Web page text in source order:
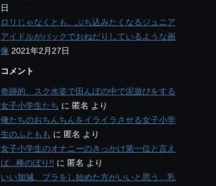
日
ロリじゃなくとも、ぶち込みたくなるジュニア
アイドルがバックでおねだりしているような画
像 2021年2月27日
コメント
奇跡的、スク水姿で田んぼの中で泥遊びをする
女子小学生たち に 匿名 より
俺たちのおちんちんをイライラさせる女子小学
生のふともも に 匿名 より
女子小学生のオナニーのきっかけ第一位と言え
ば...棒のぼり!! に 匿名 より
いい加減、ブラをし始めた方がいいと思う…乳